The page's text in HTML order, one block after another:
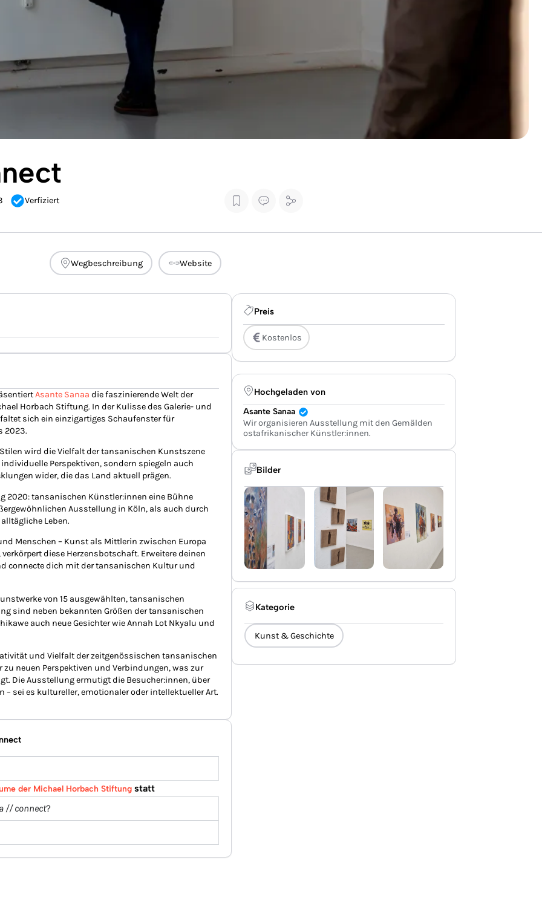
Verfiziert
Wegbeschreibung Website
Asante Sanaa die faszinierende Welt der
Horbach Stiftung. In der Kulisse des Galerie- und
sich ein einzigartiges Schaufenster für
2023.
wird die Vielfalt der tansanischen Kunstszene
Perspektiven, sondern spiegeln auch
wider, die das Land aktuell prägen.
2020: tansanischen Künstler:innen eine Bühne
Ausstellung in Köln, als auch durch
Leben.
Menschen – Kunst als Mittlerin zwischen Europa
verkörpert diese Herzensbotschaft. Erweitere deinen
connecte dich mit der tansanischen Kultur und
von 15 ausgewählten, tansanischen
sind neben bekannten Größen der tansanischen
auch neue Gesichter wie Annah Lot Nkyalu und
und Vielfalt der zeitgenössischen tansanischen
neuen Perspektiven und Verbindungen, was zur
Die Ausstellung ermutigt die Besucher:innen, über
sei es kultureller, emotionaler oder intellektueller Art.
der Michael Horbach Stiftung statt
// connect?
Preis
Kostenlos
Hochgeladen von
Asante Sanaa
Wir organisieren Ausstellung mit den Gemälden
ostafrikanischer Künstler:innen.
Bilder
Kategorie
Kunst & Geschichte